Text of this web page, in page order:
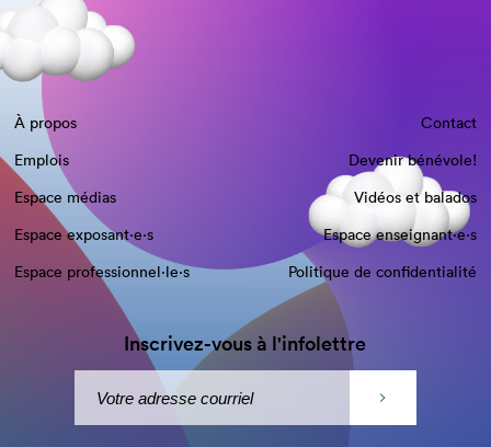
À propos
Contact
Emplois
Devenir bénévole!
Espace médias
Vidéos et balados
Espace exposant·e⋅s
Espace enseignant·e⋅s
Espace professionnel·le⋅s
Politique de confidentialité
Inscrivez-vous à l'infolettre